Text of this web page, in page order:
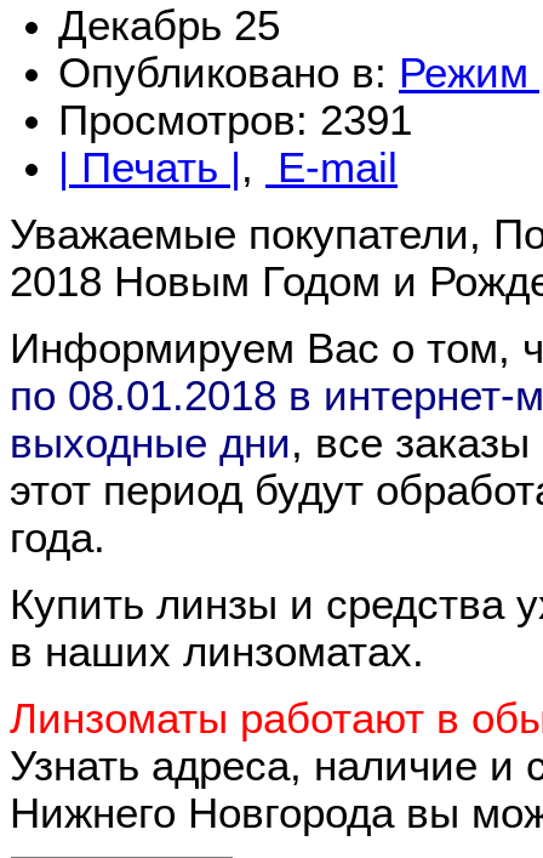
Декабрь 25
Опубликовано в: Режим
Просмотров: 2391
| Печать |,
E-mail
Уважаемые покупатели,
2018 Новым Годом и
Информируем Вас о том,
по 08.01.2018 в интернет-
выходные дни, все
этот период будут
года.
Купить линзы и средства
в наших линзоматах.
Линзоматы работают в
Узнать адреса, наличие и
Нижнего Новгорода вы